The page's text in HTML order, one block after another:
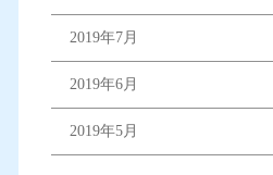
2019年7月
2019年6月
2019年5月